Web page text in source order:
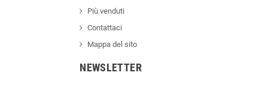
Più venduti
Contattaci
Mappa del sito
NEWSLETTER